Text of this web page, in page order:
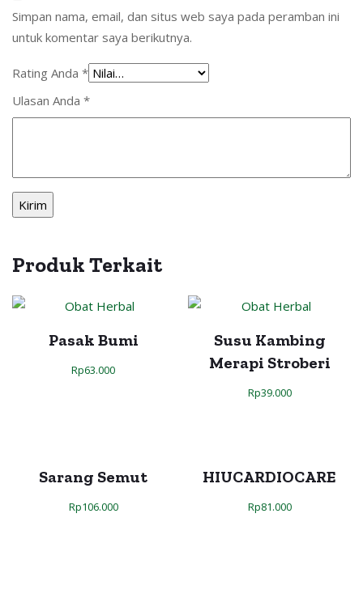
Simpan nama, email, dan situs web saya pada peramban ini
untuk komentar saya berikutnya.
Rating Anda *
Ulasan Anda *
Produk Terkait
Pasak Bumi
Rp63.000
Susu Kambing
Merapi Stroberi
Rp39.000
Sarang Semut
Rp106.000
HIUCARDIOCARE
Rp81.000